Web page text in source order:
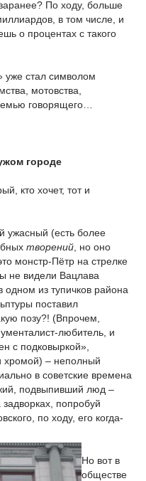
По ходу, больше
в том числе, и
о процентах с такого
уже стал символом
мотовства,
говорящего…
городе
кто хочет, тот и
ужасный (есть более
творений , но оно
монстр-Пётр на стрелке
не видели Вацлава
одном из тупичков района
поставил
позу?! (Впрочем,
любитель, и
с подковыркой»,
хромой) – неполный
в советские времена
подвыпивший люд –
попробуй
по ходу, его когда-
Но вот в
обществе